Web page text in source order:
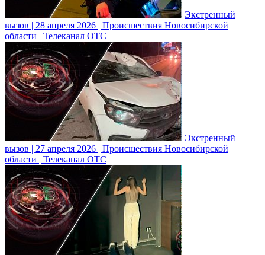
Экстренный
вызов | 28 апреля 2026 | Происшествия Новосибирской
области | Телеканал ОТС
Экстренный
вызов | 27 апреля 2026 | Происшествия Новосибирской
области | Телеканал ОТС